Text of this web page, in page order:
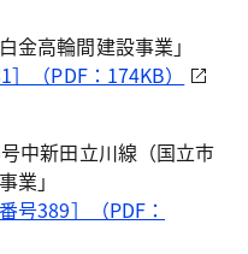
金高輪間建設事業」
（PDF：174KB）
中新田立川線（国立市
業」
号389］（PDF：